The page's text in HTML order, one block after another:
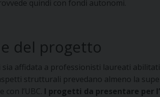
quindi con fondi autonomi.
del progetto
affidata a professionisti laureati
strutturali prevedano almeno la
l’UBC. I progetti da presentare per